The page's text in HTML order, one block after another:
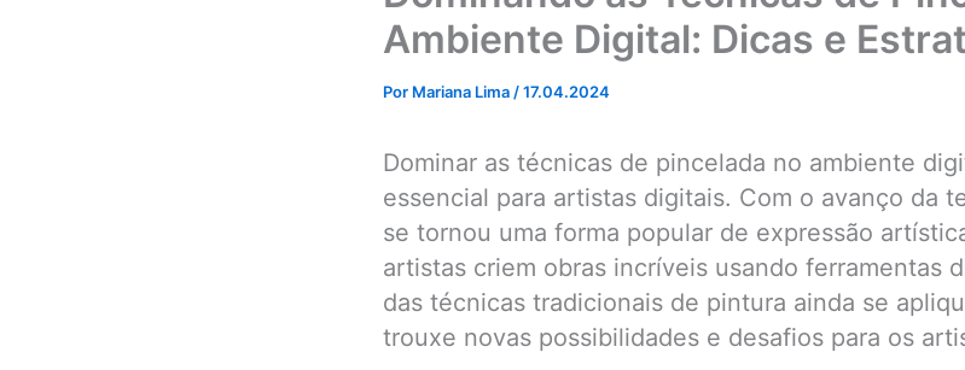
Ambiente Digital: Dicas e
Por Mariana Lima /17.04.2024
Dominar as técnicas de pincelada no ambiente
essencial para artistas digitais. Com o avanço da
se tornou uma forma popular de expressão
artistas criem obras incríveis usando ferramentas
das técnicas tradicionais de pintura ainda se
trouxe novas possibilidades e desafios para os